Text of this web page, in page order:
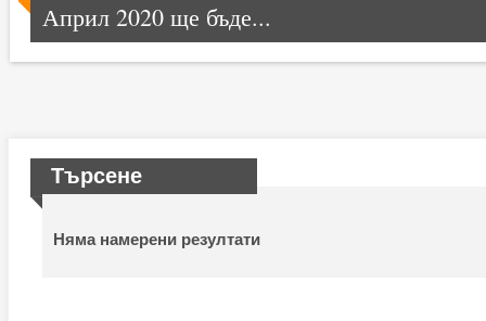
Април 2020 ще бъде...
Търсене
Няма намерени резултати